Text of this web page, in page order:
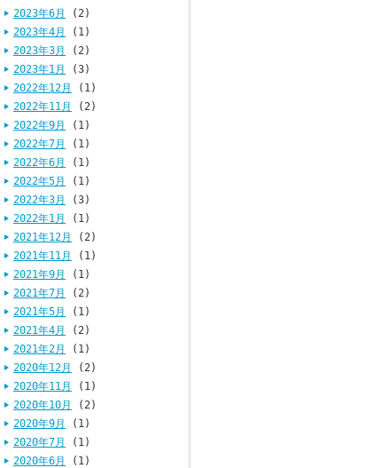
2023年6月
(2)
2023年4月
(1)
2023年3月
(2)
2023年1月
(3)
2022年12月
(1)
2022年11月
(2)
2022年9月
(1)
2022年7月
(1)
2022年6月
(1)
2022年5月
(1)
2022年3月
(3)
2022年1月
(1)
2021年12月
(2)
2021年11月
(1)
2021年9月
(1)
2021年7月
(2)
2021年5月
(1)
2021年4月
(2)
2021年2月
(1)
2020年12月
(2)
2020年11月
(1)
2020年10月
(2)
2020年9月
(1)
2020年7月
(1)
2020年6月
(1)